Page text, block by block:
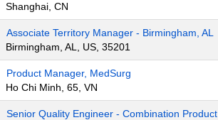
Shanghai, CN
Associate Territory Manager - Birmingham, AL
Birmingham, AL, US, 35201
Product Manager, MedSurg
Ho Chi Minh, 65, VN
Senior Quality Engineer - Combination Product